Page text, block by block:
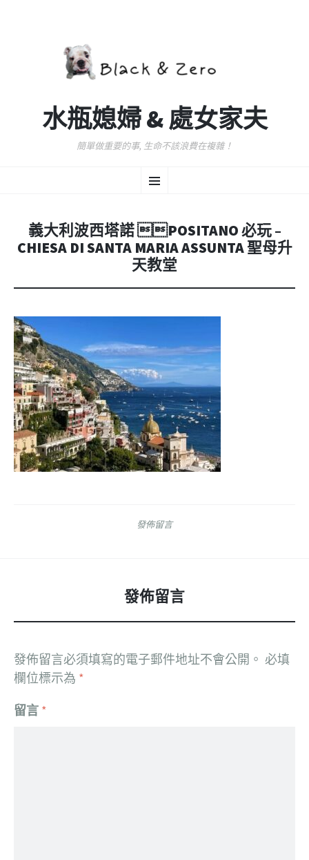
水瓶媳婦 & 處女家夫
簡單做重要的事, 生命不該浪費在複雜！
選
至
容
義大利波西塔諾 POSITANO 必玩 –
CHIESA DI SANTA MARIA ASSUNTA 聖母升
天教堂
發佈留言
發佈留言
發佈留言必須填寫的電子郵件地址不會公開。 必填
欄位標示為 *
留言 *